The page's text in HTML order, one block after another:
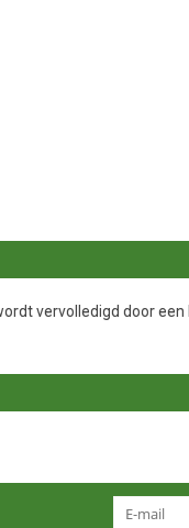
vervolledigd door een